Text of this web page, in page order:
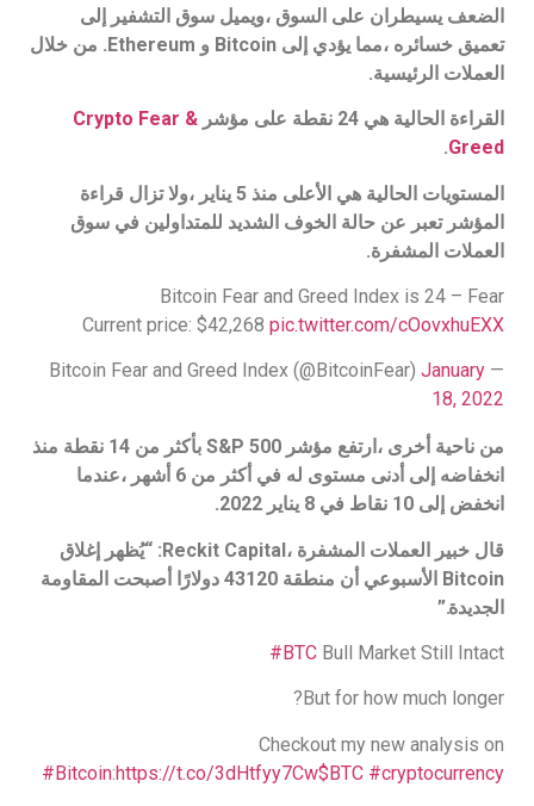
الضعف يسيطران على السوق ،ويميل سوق التشفير إلى
تعميق خسائره ،مما يؤدي إلى Bitcoin و Ethereum. من خلال
العملات الرئيسية.
القراءة الحالية هي 24 نقطة على مؤشر
Crypto Fear &
Greed
.
المستويات الحالية هي الأعلى منذ 5 يناير ،ولا تزال قراءة
المؤشر تعبر عن حالة الخوف الشديد للمتداولين في سوق
العملات المشفرة.
Bitcoin Fear and Greed Index is 24 – Fear
Current price: $42,268 pic.twitter.com/cOovxhuEXX
— Bitcoin Fear and Greed Index (@BitcoinFear)
January
18, 2022
من ناحية أخرى ،ارتفع مؤشر S&P 500 بأكثر من 14 نقطة منذ
انخفاضه إلى أدنى مستوى له في أكثر من 6 أشهر ،عندما
انخفض إلى 10 نقاط في 8 يناير 2022.
قال خبير العملات المشفرة ،Reckit Capital: “يُظهر إغلاق
Bitcoin الأسبوعي أن منطقة 43120 دولارًا أصبحت المقاومة
الجديدة.”
#BTC Bull Market Still Intact
But for how much longer?
Checkout my new analysis on
#Bitcoin:https://t.co/3dHtfyy7Cw$BTC #cryptocurrency